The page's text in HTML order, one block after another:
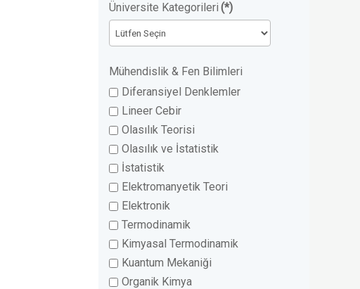
Üniversite Kategorileri (*)
Mühendislik & Fen Bilimleri
Diferansiyel Denklemler
Lineer Cebir
Olasılık Teorisi
Olasılık ve İstatistik
İstatistik
Elektromanyetik Teori
Elektronik
Termodinamik
Kimyasal Termodinamik
Kuantum Mekaniği
Organik Kimya